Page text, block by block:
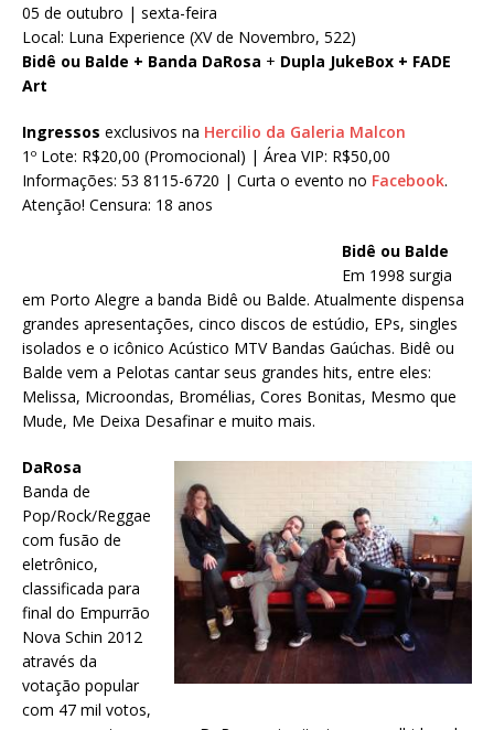
05 de outubro | sexta-feira
Local: Luna Experience (XV de Novembro, 522)
Bidê ou Balde + Banda DaRosa + Dupla JukeBox + FADE
Art
Ingressos exclusivos na Hercilio da Galeria Malcon
1º Lote: R$20,00 (Promocional) | Área VIP: R$50,00
Informações: 53 8115-6720 | Curta o evento no Facebook.
Atenção! Censura: 18 anos
Bidê ou Balde
Em 1998 surgia
em Porto Alegre a banda Bidê ou Balde. Atualmente dispensa
grandes apresentações, cinco discos de estúdio, EPs, singles
isolados e o icônico Acústico MTV Bandas Gaúchas. Bidê ou
Balde vem a Pelotas cantar seus grandes hits, entre eles:
Melissa, Microondas, Bromélias, Cores Bonitas, Mesmo que
Mude, Me Deixa Desafinar e muito mais.
DaRosa
Banda de
Pop/Rock/Reggae
com fusão de
eletrônico,
classificada para
final do Empurrão
Nova Schin 2012
através da
votação popular
com 47 mil votos,